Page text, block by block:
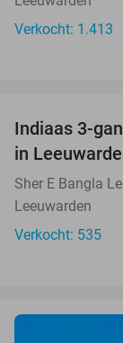
Verkocht: 1.413
Indiaas 3-
in
Sher E Bangla
Leeuwarden
Verkocht: 535